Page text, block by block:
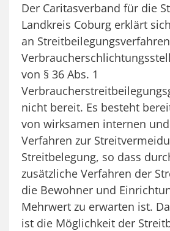
Der Caritasverband für die
Landkreis Coburg erklärt
an
von § 36 Abs. 1
nicht bereit. Es besteht
von wirksamen internen
Verfahren zur
Streitbelegung, so dass
zusätzliche Verfahren der
die Bewohner und
Mehrwert zu erwarten ist.
ist die Möglichkeit der